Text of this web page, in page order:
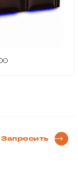
Запросить